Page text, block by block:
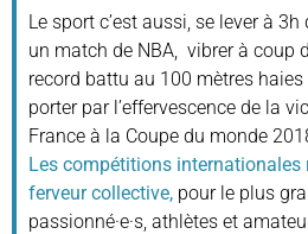
Le sport c’est aussi, se lever à
un match de NBA, vibrer à coup
record battu au 100 mètres
porter par l’effervescence de la
France à la Coupe du monde
Les compétitions internationales
ferveur collective, pour le plus
passionné·e·s, athlètes et